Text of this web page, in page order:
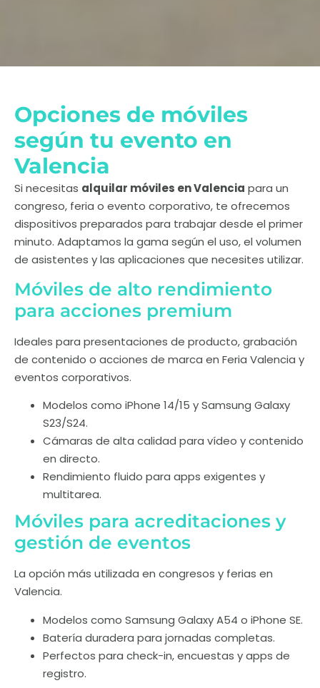
Opciones de móviles
según tu evento en
Valencia
Si necesitas alquilar móviles en Valencia para un
congreso, feria o evento corporativo, te ofrecemos
dispositivos preparados para trabajar desde el primer
minuto. Adaptamos la gama según el uso, el volumen
de asistentes y las aplicaciones que necesites utilizar.
Móviles de alto rendimiento
para acciones premium
Ideales para presentaciones de producto, grabación
de contenido o acciones de marca en Feria Valencia y
eventos corporativos.
Modelos como iPhone 14/15 y Samsung Galaxy
S23/S24.
Cámaras de alta calidad para vídeo y contenido
en directo.
Rendimiento fluido para apps exigentes y
multitarea.
Móviles para acreditaciones y
gestión de eventos
La opción más utilizada en congresos y ferias en
Valencia.
Modelos como Samsung Galaxy A54 o iPhone SE.
Batería duradera para jornadas completas.
Perfectos para check-in, encuestas y apps de
registro.